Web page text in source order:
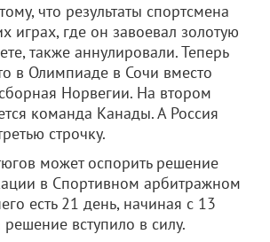
что результаты спортсмена
играх, где он завоевал золотую
также аннулировали. Теперь
в Олимпиаде в Сочи вместо
Норвегии. На втором
команда Канады. А Россия
строчку.
может оспорить решение
в Спортивном арбитражном
есть 21 день, начиная с 13
вступило в силу.